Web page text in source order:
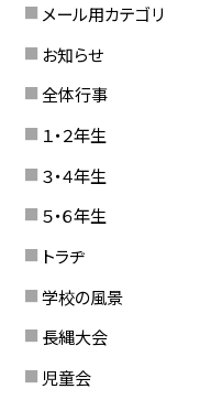
メール用カテゴリ
お知らせ
全体行事
１・２年生
３・４年生
５・６年生
トラヂ
学校の風景
長縄大会
児童会